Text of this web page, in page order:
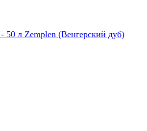
50 л Zemplen (Венгерский дуб)